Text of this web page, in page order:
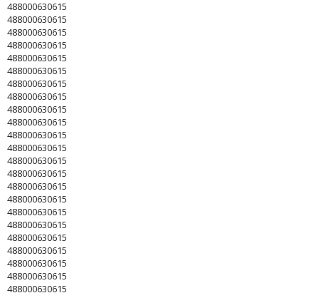
488000630615
488000630615
488000630615
488000630615
488000630615
488000630615
488000630615
488000630615
488000630615
488000630615
488000630615
488000630615
488000630615
488000630615
488000630615
488000630615
488000630615
488000630615
488000630615
488000630615
488000630615
488000630615
488000630615